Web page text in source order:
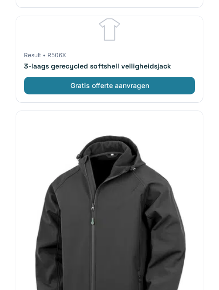
Result • R506X
3-laags gerecycled softshell veiligheidsjack
Gratis offerte aanvragen